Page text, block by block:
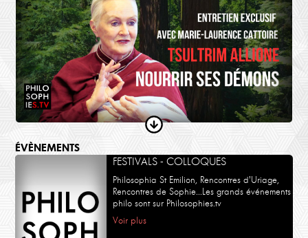
L'AMITIÉ
Voix de l'ami
Le Film
ÉVÈNEMENTS
FESTIVALS - COLLOQUES
Philosophia St Emilion, Rencontres d'Uriage,
Rencontres de Sophie...Les grands événements
philo sont sur Philosophies.tv
Voir plus